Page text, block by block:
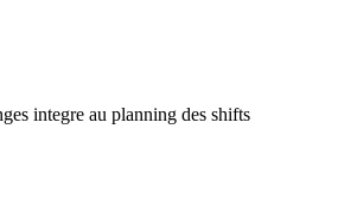
integre au planning des shifts